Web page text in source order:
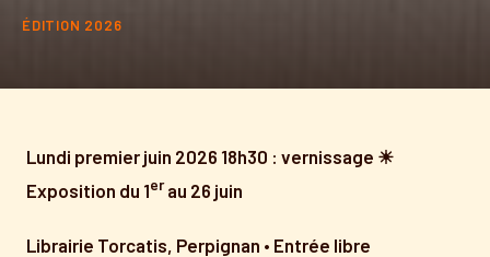
ÉDITION 2026
Lundi premier juin 2026 18h30 : vernissage ☀
Exposition du 1erau 26 juin
Librairie Torcatis, Perpignan • Entrée libre